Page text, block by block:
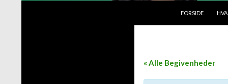
FORSIDE
« Alle Begivenheder